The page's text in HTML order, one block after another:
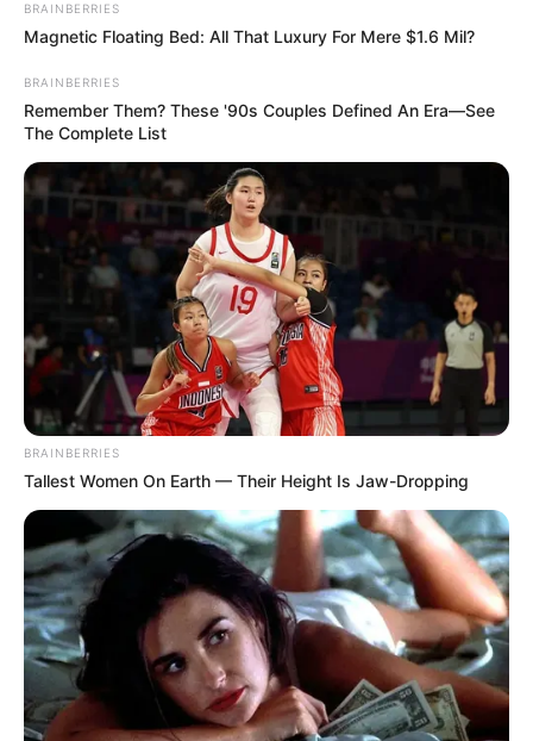
ΣΗΜΑΝΤΙΚΕΣ ΕΙΔΗΣΕΙΣ
Τι αλλάζει στις ηλεκτρονικές πληρωμές
από αύριο 10 Δεκεμβρίου
Τι αλλάζει στις ηλεκτρονικές πληρωμές από αύριο 10
Δεκεμβρίου. Με απλά λόγια μια ηλεκτρονική πληρωμή
πρέπει να ολοκληρώνεται, να εκκαθαρίζεται, όπως
ακριβώς όταν πληρώνουμε με...
ΚΟΙΝΩΝΙΚΑ ΔΙΚΤΥΑ
FACEBOOK ΑΡΈΣΕΙ
YOUTUBE ΕΓΓΡΑΦΕΊΤΕ
EMAIL ΑΚΟΛΟΥΘΉΣΤΕ
BRAINBERRIES
Magnetic Floating Bed: All That Luxury For Mere $1.6 Mil?
BRAINBERRIES
Remember Them? These '90s Couples Defined An Era—See
The Complete List
BRAINBERRIES
Tallest Women On Earth — Their Height Is Jaw-Dropping